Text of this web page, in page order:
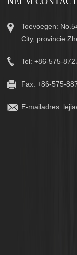
Toevoegen:
City, provincie
Tel: +86-575-
Fax: +86-575-
E-mailadres: